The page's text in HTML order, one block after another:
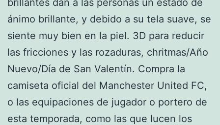
ánimo brillante, y debido a su tela suave, se
siente muy bien en la piel. 3D para reducir
las fricciones y las rozaduras, chritmas/Año
Nuevo/Día de San Valentín. Compra la
camiseta oficial del Manchester United FC,
o las equipaciones de jugador o portero de
esta temporada, como las que lucen los